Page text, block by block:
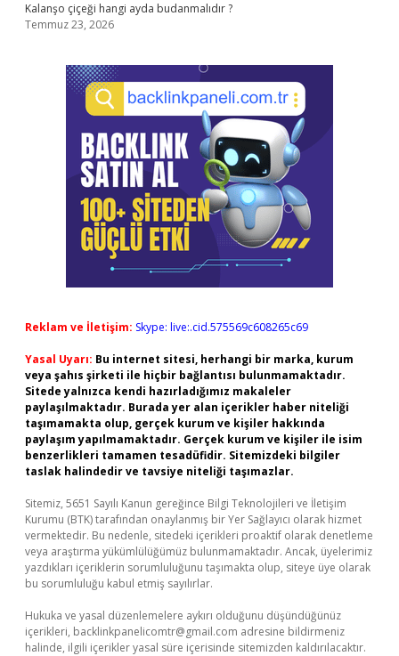
Kalanşo çiçeği hangi ayda budanmalıdır ?
Temmuz 23, 2026
Reklam ve İletişim: Skype: live:.cid.575569c608265c69
Yasal Uyarı: Bu internet sitesi, herhangi bir marka, kurum
veya şahıs şirketi ile hiçbir bağlantısı bulunmamaktadır.
Sitede yalnızca kendi hazırladığımız makaleler
paylaşılmaktadır. Burada yer alan içerikler haber niteliği
taşımamakta olup, gerçek kurum ve kişiler hakkında
paylaşım yapılmamaktadır. Gerçek kurum ve kişiler ile isim
benzerlikleri tamamen tesadüfidir. Sitemizdeki bilgiler
taslak halindedir ve tavsiye niteliği taşımazlar.
Sitemiz, 5651 Sayılı Kanun gereğince Bilgi Teknolojileri ve İletişim
Kurumu (BTK) tarafından onaylanmış bir Yer Sağlayıcı olarak hizmet
vermektedir. Bu nedenle, sitedeki içerikleri proaktif olarak denetleme
veya araştırma yükümlülüğümüz bulunmamaktadır. Ancak, üyelerimiz
yazdıkları içeriklerin sorumluluğunu taşımakta olup, siteye üye olarak
bu sorumluluğu kabul etmiş sayılırlar.
Hukuka ve yasal düzenlemelere aykırı olduğunu düşündüğünüz
içerikleri, backlinkpanelicomtr@gmail.com adresine bildirmeniz
halinde, ilgili içerikler yasal süre içerisinde sitemizden kaldırılacaktır.